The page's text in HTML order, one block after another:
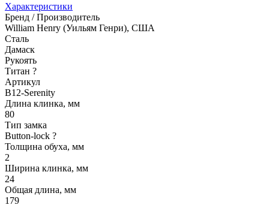
Характеристики
Бренд / Производитель
William Henry (Уильям Генри), США
Сталь
Дамаск
Рукоять
Титан ?
Артикул
B12-Serenity
Длина клинка, мм
80
Тип замка
Button-lock ?
Толщина обуха, мм
2
Ширина клинка, мм
24
Общая длина, мм
179